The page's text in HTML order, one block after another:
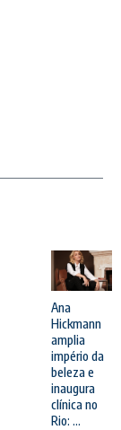
Ana
Hickmann
amplia
império da
beleza e
inaugura
clínica no
Rio: ...